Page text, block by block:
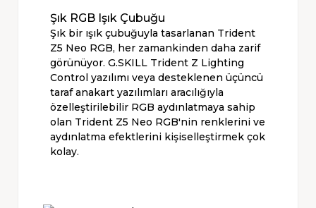
Şık RGB Işık Çubuğu
Şık bir ışık çubuğuyla tasarlanan Trident
Z5 Neo RGB, her zamankinden daha zarif
görünüyor. G.SKILL Trident Z Lighting
Control yazılımı veya desteklenen üçüncü
taraf anakart yazılımları aracılığıyla
özelleştirilebilir RGB aydınlatmaya sahip
olan Trident Z5 Neo RGB'nin renklerini ve
aydınlatma efektlerini kişiselleştirmek çok
kolay.